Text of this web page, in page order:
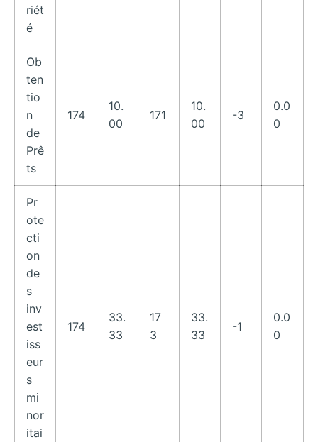
riét
é
Ob
ten
tio
n
de
Prê
ts
174
10.
00
171
10.
00
-3
0.0
0
Pr
ote
cti
on
de
s
inv
est
iss
eur
s
mi
nor
itai
174
33.
33
17
3
33.
33
-1
0.0
0